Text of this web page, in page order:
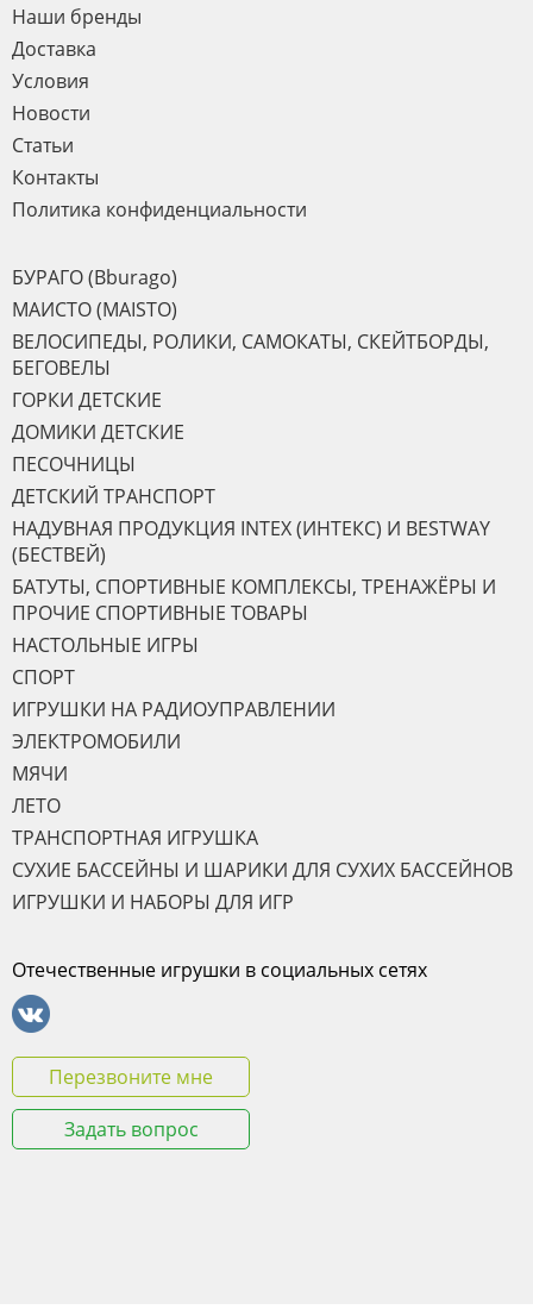
Наши бренды
Доставка
Условия
Новости
Статьи
Контакты
Политика конфиденциальности
БУРАГО (Bburago)
МАИСТО (MAISTO)
ВЕЛОСИПЕДЫ, РОЛИКИ, САМОКАТЫ, СКЕЙТБОРДЫ,
БЕГОВЕЛЫ
ГОРКИ ДЕТСКИЕ
ДОМИКИ ДЕТСКИЕ
ПЕСОЧНИЦЫ
ДЕТСКИЙ ТРАНСПОРТ
НАДУВНАЯ ПРОДУКЦИЯ INTEX (ИНТЕКС) И BESTWAY
(БЕСТВЕЙ)
БАТУТЫ, СПОРТИВНЫЕ КОМПЛЕКСЫ, ТРЕНАЖЁРЫ И
ПРОЧИЕ СПОРТИВНЫЕ ТОВАРЫ
НАСТОЛЬНЫЕ ИГРЫ
СПОРТ
ИГРУШКИ НА РАДИОУПРАВЛЕНИИ
ЭЛЕКТРОМОБИЛИ
МЯЧИ
ЛЕТО
ТРАНСПОРТНАЯ ИГРУШКА
СУХИЕ БАССЕЙНЫ И ШАРИКИ ДЛЯ СУХИХ БАССЕЙНОВ
ИГРУШКИ И НАБОРЫ ДЛЯ ИГР
Отечественные игрушки в социальных сетях
Перезвоните мне
Задать вопрос